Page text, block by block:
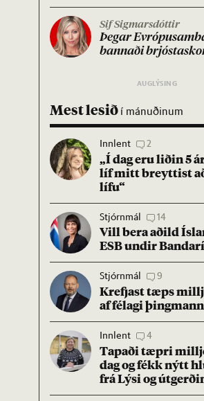
Sif Sigmarsdóttir
Þeg­ar
bann­aði
Mest lesið í mánuðinum
Innlent 2
„Í dag eru lið­in 5
líf mitt breytt­ist
lífu“
Stjórnmál 14
Vill bera að­ild
ESB und­ir
Stjórnmál 9
Krefjast tæps
af fé­lagi
Innlent 4
Tap­aði tæpri
dag og fékk nýtt
frá Lýsi og